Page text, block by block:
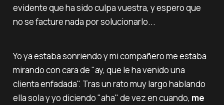
evidente que ha sido culpa vuestra, y espero que
no se facture nada por solucionarlo...
Yo ya estaba sonriendo y mi compañero me estaba
mirando con cara de "ay, que le ha venido una
clienta enfadada". Tras un rato muy largo hablando
ella sola y yo diciendo "aha" de vez en cuando, me